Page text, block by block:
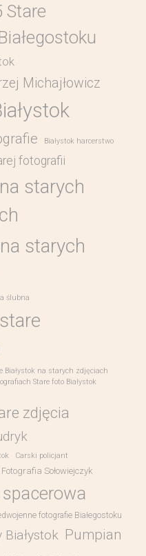
Stare
Michajłowicz
Białystok harcerstwo
fotografii
starych
starych
ślubna
Białystok na starych zdjęciach
Stare foto Białystok
zdjęcia
Carski policjant
Fotografia Sołowiejczyk
fotografie Białegostoku
Pumpian